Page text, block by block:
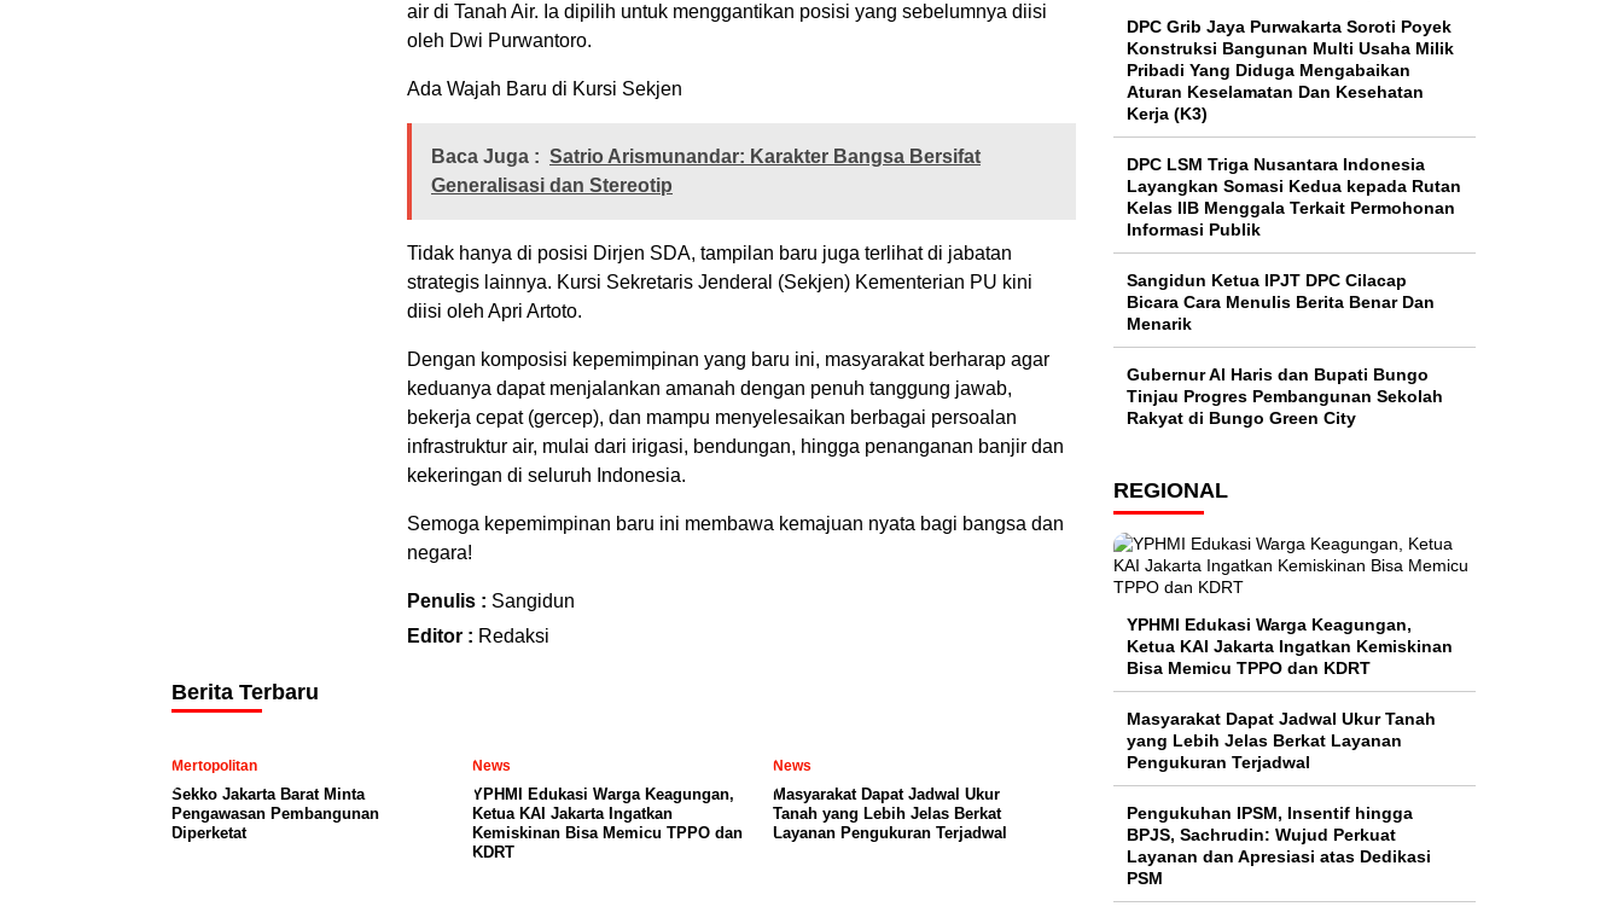
air di Tanah Air. Ia dipilih untuk menggantikan posisi yang sebelumnya diisi
oleh Dwi Purwantoro.
Ada Wajah Baru di Kursi Sekjen
Baca Juga : Satrio Arismunandar: Karakter Bangsa Bersifat
Generalisasi dan Stereotip
Tidak hanya di posisi Dirjen SDA, tampilan baru juga terlihat di jabatan
strategis lainnya. Kursi Sekretaris Jenderal (Sekjen) Kementerian PU kini
diisi oleh Apri Artoto.
Dengan komposisi kepemimpinan yang baru ini, masyarakat berharap agar
keduanya dapat menjalankan amanah dengan penuh tanggung jawab,
bekerja cepat (gercep), dan mampu menyelesaikan berbagai persoalan
infrastruktur air, mulai dari irigasi, bendungan, hingga penanganan banjir dan
kekeringan di seluruh Indonesia.
Semoga kepemimpinan baru ini membawa kemajuan nyata bagi bangsa dan
negara!
Penulis : Sangidun
Editor : Redaksi
Berita Terbaru
Mertopolitan
Sekko Jakarta Barat Minta
Pengawasan Pembangunan
Diperketat
News
YPHMI Edukasi Warga Keagungan,
Ketua KAI Jakarta Ingatkan
Kemiskinan Bisa Memicu TPPO dan
KDRT
News
Masyarakat Dapat Jadwal Ukur
Tanah yang Lebih Jelas Berkat
Layanan Pengukuran Terjadwal
DPC Grib Jaya Purwakarta Soroti Poyek
Konstruksi Bangunan Multi Usaha Milik
Pribadi Yang Diduga Mengabaikan
Aturan Keselamatan Dan Kesehatan
Kerja (K3)
DPC LSM Triga Nusantara Indonesia
Layangkan Somasi Kedua kepada Rutan
Kelas IIB Menggala Terkait Permohonan
Informasi Publik
Sangidun Ketua IPJT DPC Cilacap
Bicara Cara Menulis Berita Benar Dan
Menarik
​Gubernur Al Haris dan Bupati Bungo
Tinjau Progres Pembangunan Sekolah
Rakyat di Bungo Green City
REGIONAL
YPHMI Edukasi Warga Keagungan,
Ketua KAI Jakarta Ingatkan Kemiskinan
Bisa Memicu TPPO dan KDRT
Masyarakat Dapat Jadwal Ukur Tanah
yang Lebih Jelas Berkat Layanan
Pengukuran Terjadwal
Pengukuhan IPSM, Insentif hingga
BPJS, Sachrudin: Wujud Perkuat
Layanan dan Apresiasi atas Dedikasi
PSM